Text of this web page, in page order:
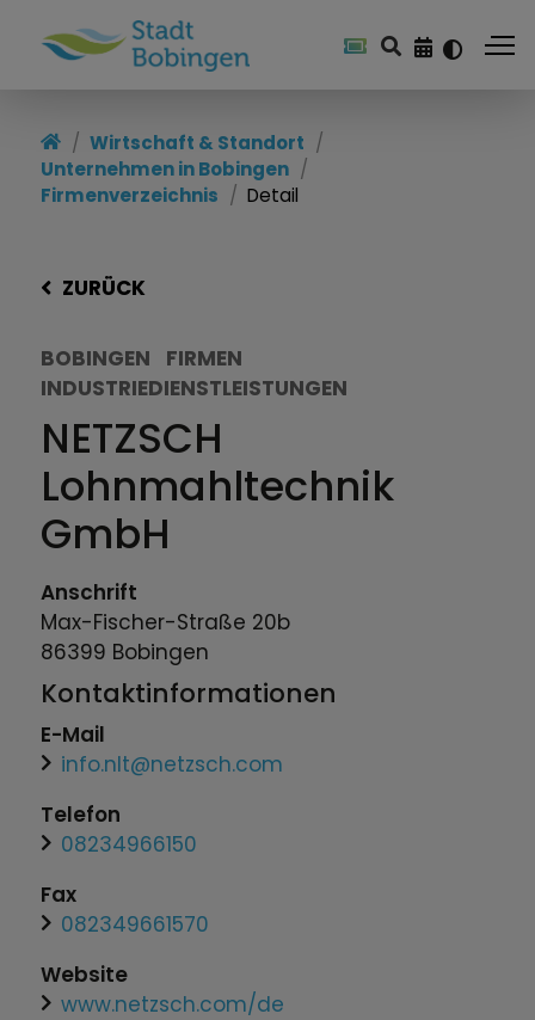
Wirtschaft & Standort
Unternehmen in Bobingen
Firmenverzeichnis
Detail
ZURÜCK
BOBINGEN
FIRMEN
INDUSTRIEDIENSTLEISTUNGEN
NETZSCH
Lohnmahltechnik
GmbH
Anschrift
Max-Fischer-Straße 20b
86399 Bobingen
Kontaktinformationen
E-Mail
info.nlt@netzsch.com
Telefon
08234966150
Fax
082349661570
Website
www.netzsch.com/de